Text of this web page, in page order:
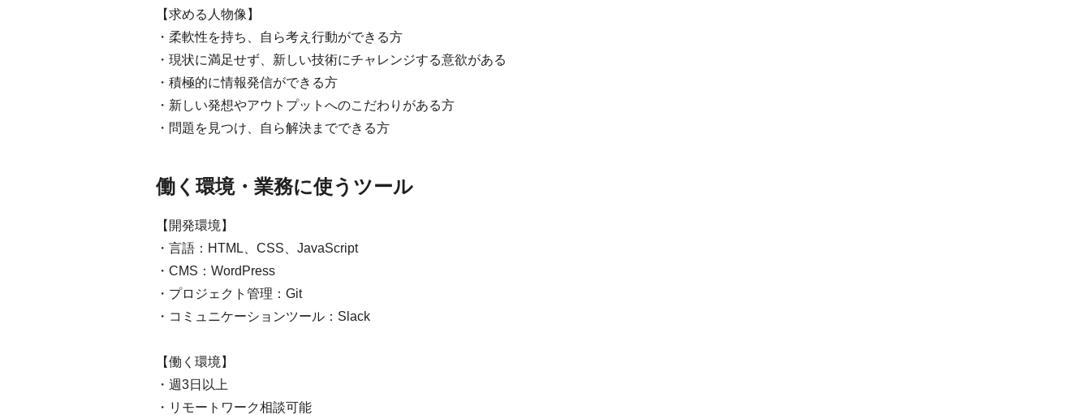
【求める人物像】
・柔軟性を持ち、自ら考え行動ができる方
・現状に満足せず、新しい技術にチャレンジする意欲がある
・積極的に情報発信ができる方
・新しい発想やアウトプットへのこだわりがある方
・問題を見つけ、自ら解決までできる方
働く環境・業務に使うツール
【開発環境】
・言語：HTML、CSS、JavaScript
・CMS：WordPress
・プロジェクト管理：Git
・コミュニケーションツール：Slack
【働く環境】
・週3日以上
・リモートワーク相談可能